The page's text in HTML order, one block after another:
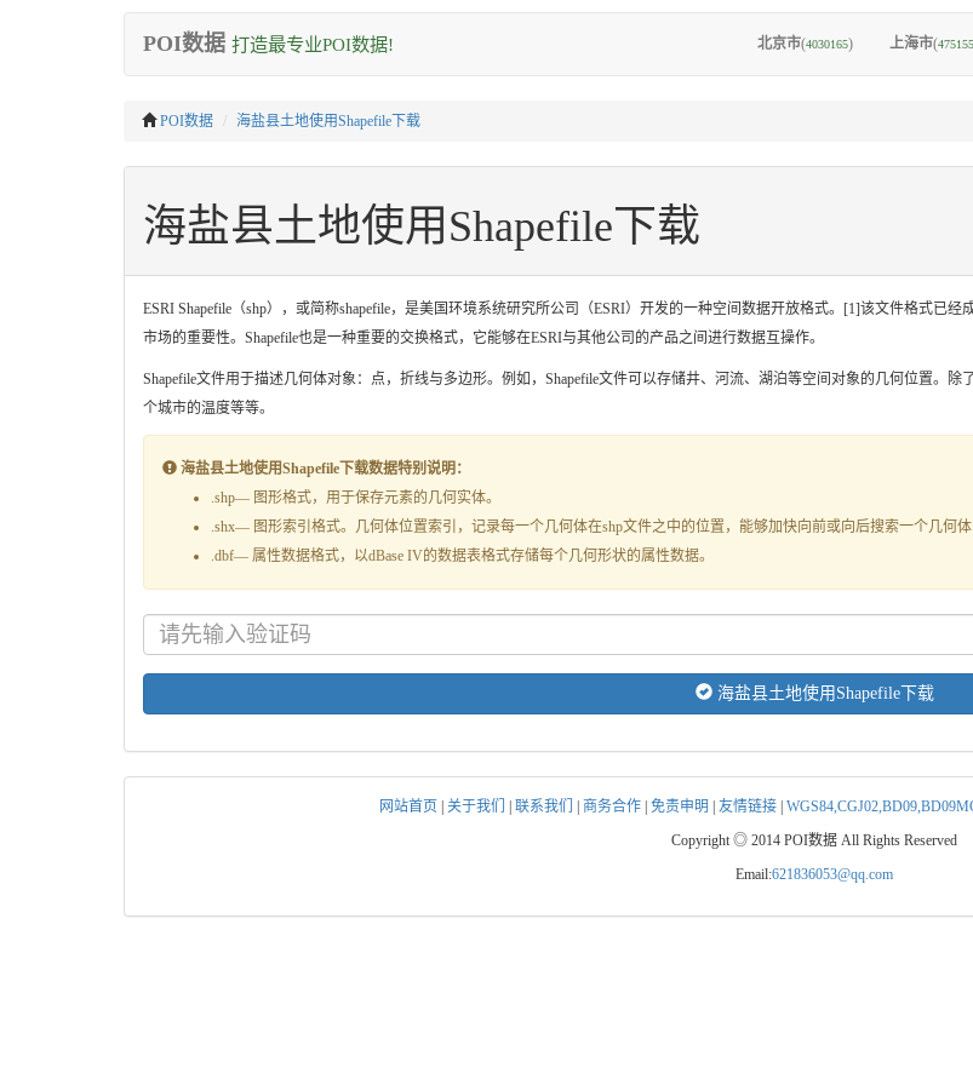
POI数据 打造最专业POI数据! 北京市(4030165) 上海市(
POI数据 海盐县土地使用Shapefile下载
海盐县土地使用Shapefile下载
ESRI Shapefile（shp），或简称shapefile，是美国环境系统研究所公司（ESRI）开发的一种空间数据开放格式。[1]该文件格式已
市场的重要性。Shapefile也是一种重要的交换格式，它能够在ESRI与其他公司的产品之间进行数据互操作。
Shapefile文件用于描述几何体对象：点，折线与多边形。例如，Shapefile文件可以存储井、河流、湖泊等空间对象的几何位置。
个城市的温度等等。
海盐县土地使用Shapefile下载数据特别说明：
.shp— 图形格式，用于保存元素的几何实体。
.shx— 图形索引格式。几何体位置索引，记录每一个几何体在shp文件之中的位置，能够加快向前或向后搜索一个几何体
.dbf— 属性数据格式，以dBase IV的数据表格式存储每个几何形状的属性数据。
海盐县土地使用Shapefile下载
网站首页 关于我们 联系我们 商务合作| 免责申明 友情链接|
Copyright ◎ 2014 POI数据 All Rights Reserved
Email:621836053@qq.com